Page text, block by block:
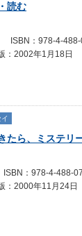
読む
：978-4-488-
2002年1月18日
たら、ミステリ
：978-4-488-
2000年11月24日